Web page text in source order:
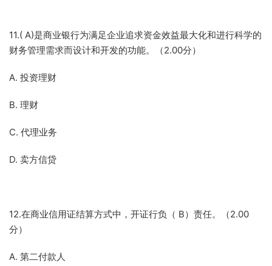
11.( A)是商业银行为满足企业追求资金效益最大化和进行科学的
财务管理需求而设计和开发的功能。（2.00分）
A. 投资理财
B. 理财
C. 代理业务
D. 卖方信贷
12.在商业信用证结算方式中，开证行负（ B）责任。（2.00
分）
A. 第二付款人